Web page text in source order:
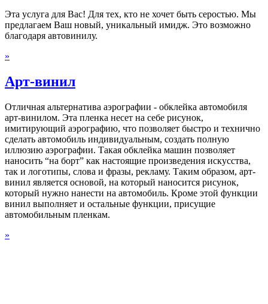
Эта услуга для Вас! Для тех, кто не хочет быть серостью. Мы
предлагаем Ваш новый, уникальный имидж. Это возможно
благодаря автовинилу.
»
Арт-винил
Отличная альтернатива аэрографии - обклейка автомобиля
арт-винилом. Эта пленка несет на себе рисунок,
имитирующий аэрографию, что позволяет быстро и технично
сделать автомобиль индивидуальным, создать полную
иллюзию аэрографии. Такая обклейка машин позволяет
наносить “на борт” как настоящие произведения искусства,
так и логотипы, слова и фразы, рекламу. Таким образом, арт-
винил является основой, на который наносится рисунок,
который нужно нанести на автомобиль. Кроме этой функции
винил выполняет и остальные функции, присущие
автомобильным пленкам.
»